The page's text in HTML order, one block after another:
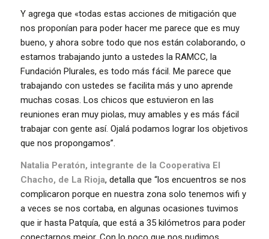
Y agrega que «todas estas acciones de mitigación que
nos proponían para poder hacer me parece que es muy
bueno, y ahora sobre todo que nos están colaborando, o
estamos trabajando junto a ustedes la RAMCC, la
Fundación Plurales, es todo más fácil. Me parece que
trabajando con ustedes se facilita más y uno aprende
muchas cosas. Los chicos que estuvieron en las
reuniones eran muy piolas, muy amables y es más fácil
trabajar con gente así. Ojalá podamos lograr los objetivos
que nos propongamos”.
Natalia Peratón, integrante de la Cooperativa El
Chacho, de La Rioja, detalla que “los encuentros se nos
complicaron porque en nuestra zona solo tenemos wifi y
a veces se nos cortaba, en algunas ocasiones tuvimos
que ir hasta Patquía, que está a 35 kilómetros para poder